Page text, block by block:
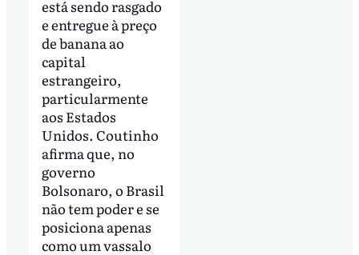
está sendo rasgado
e entregue à preço
de banana ao
capital
estrangeiro,
particularmente
aos Estados
Unidos. Coutinho
afirma que, no
governo
Bolsonaro, o Brasil
não tem poder e se
posiciona apenas
como um vassalo